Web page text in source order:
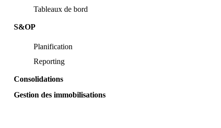
Tableaux de bord
S&OP
Planification
Reporting
Consolidations
Gestion des immobilisations